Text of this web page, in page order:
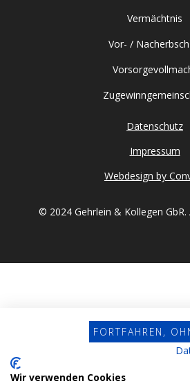
Vermächtnis
Vor- /
© 2024 Gehrlein & Kollegen GbR.
Datenschutz
Impressum
Webdesign by
FORTFAHREN,
Wir verwenden Cookies